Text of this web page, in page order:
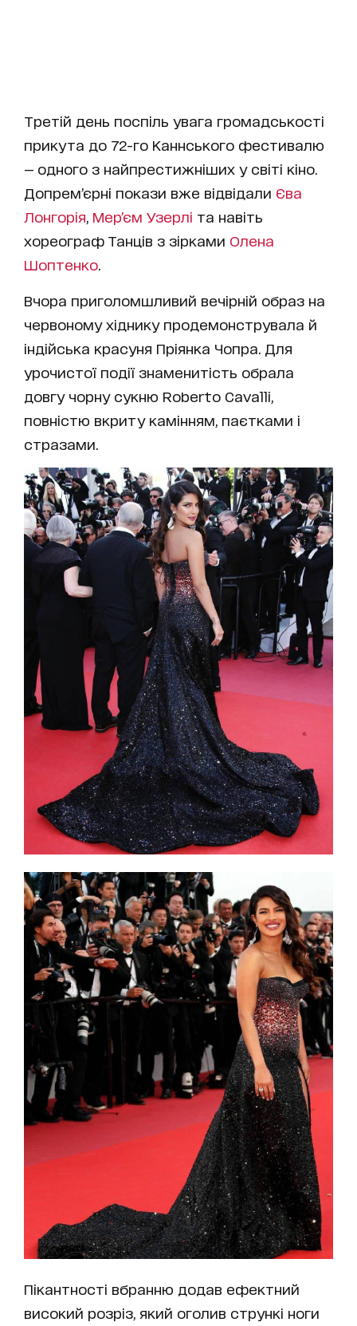
Третій день поспіль увага громадськості
прикута до 72-го Каннського фестивалю
— одного з найпрестижніших у світі кіно.
Допрем’єрні покази вже відвідали Єва
Лонгорія Мер’єм Узерлі та навіть
хореограф Танців з зірками Олена
Шоптенко
Вчора приголомшливий вечірній образ на
червоному хіднику продемонструвала й
індійська красуня Пріянка Чопра. Для
урочистої події знаменитість обрала
довгу чорну сукню Roberto Cavalli,
повністю вкриту камінням, паєтками і
стразами.
Пікантності вбранню додав ефектний
високий розріз, який оголив стрункі ноги